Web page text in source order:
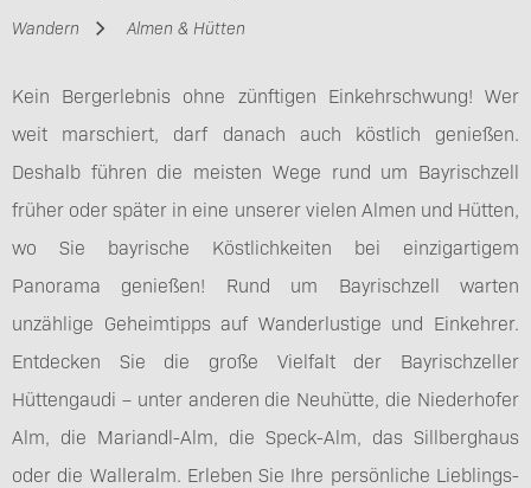
Wandern
Almen & Hütten
Kein Bergerlebnis ohne zünftigen Einkehrschwung! Wer
weit marschiert, darf danach auch köstlich genießen.
Deshalb führen die meisten Wege rund um Bayrischzell
früher oder später in eine unserer vielen Almen und Hütten,
wo Sie bayrische Köstlichkeiten bei einzigartigem
Panorama genießen! Rund um Bayrischzell warten
unzählige Geheimtipps auf Wanderlustige und Einkehrer.
Entdecken Sie die große Vielfalt der Bayrischzeller
Hüttengaudi – unter anderen die Neuhütte, die Niederhofer
Alm, die Mariandl-Alm, die Speck-Alm, das Sillberghaus
oder die Walleralm. Erleben Sie Ihre persönliche Lieblings-